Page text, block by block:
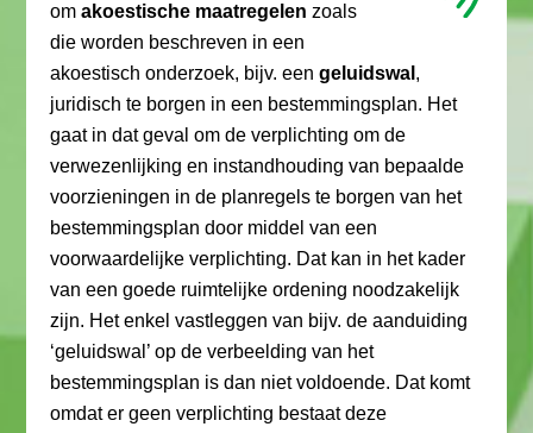
omakoestische maatregelen zoals
die worden beschreven in een
akoestisch onderzoek, bijv. eengeluidswal ,
juridisch te borgen in een bestemmingsplan. Het
gaat in dat geval om de verplichting om de
verwezenlijking en instandhouding van bepaalde
voorzieningen in de planregels te borgen van het
bestemmingsplan door middel van een
voorwaardelijke verplichting. Dat kan in het kader
van een goede ruimtelijke ordening noodzakelijk
zijn. Het enkel vastleggen van bijv. de aanduiding
‘geluidswal’ op de verbeelding van het
bestemmingsplan is dan niet voldoende. Dat komt
omdat er geen verplichting bestaat deze